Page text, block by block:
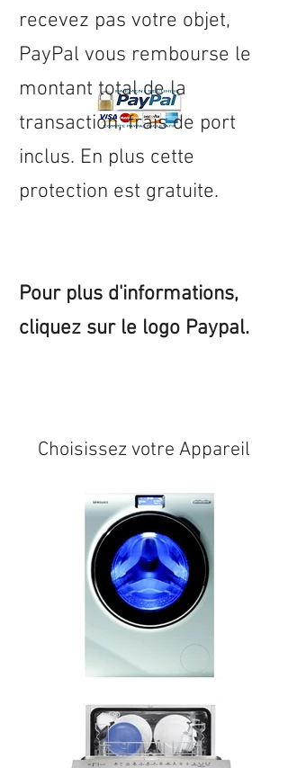
recevez pas votre objet,
PayPal vous rembourse le
montant total de la
transaction, frais de port
inclus. En plus cette
protection est gratuite.
Pour plus d'informations,
cliquez sur le logo Paypal.
Choisissez votre Appareil